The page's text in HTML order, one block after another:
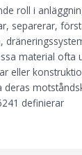
roll i
separerar,
material ofta
eller
deras
definierar